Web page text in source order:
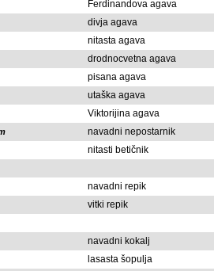
Ferdinandova agava
divja agava
nitasta agava
drodnocvetna agava
pisana agava
utaška agava
Viktorijina agava
navadni nepostarnik
nitasti betičnik
navadni repik
vitki repik
navadni kokalj
lasasta šopulja